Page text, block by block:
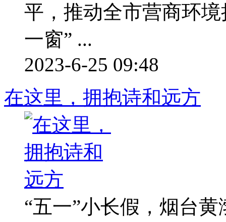
平，推动全市营商环
一窗” ...
2023-6-25 09:48
在这里，拥抱诗和远方
“五一”小长假，烟台